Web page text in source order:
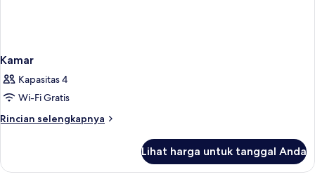
Kamar
Kapasitas 4
Wi-Fi Gratis
Rincian selengkapnya
Rincian
Kamar
Lihat harga untuk tanggal Anda